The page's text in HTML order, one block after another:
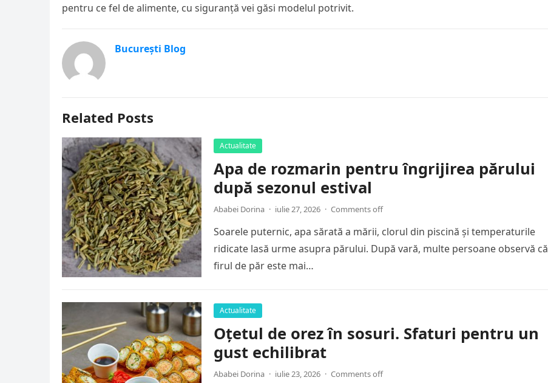
pentru ce fel de alimente, cu siguranță vei găsi modelul potrivit.
București Blog
Related Posts
Actualitate
Apa de rozmarin pentru îngrijirea părului
după sezonul estival
Ababei Dorina · iulie 27, 2026 · Comments off
Soarele puternic, apa sărată a mării, clorul din piscină și temperaturile
ridicate lasă urme asupra părului. După vară, multe persoane observă că
firul de păr este mai…
Actualitate
Oțetul de orez în sosuri. Sfaturi pentru un
gust echilibrat
Ababei Dorina · iulie 23, 2026 · Comments off